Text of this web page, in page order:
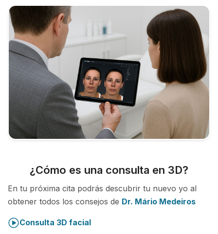
¿Cómo es una consulta en 3D?
En tu próxima cita podrás descubrir tu nuevo yo al
obtener todos los consejos de Dr. Mário Medeiros
Consulta 3D facial